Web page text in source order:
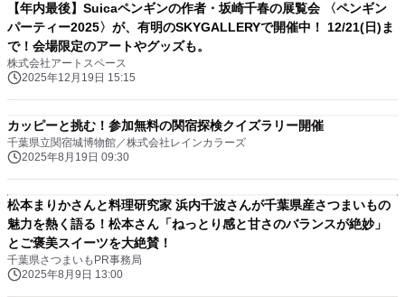
【年内最後】Suicaペンギンの作者・坂崎千春の展覧会 〈ペンギン
パーティー2025〉が、有明のSKYGALLERYで開催中！ 12/21(日)ま
で！会場限定のアートやグッズも。
株式会社アートスペース
2025年12月19日 15:15
カッピーと挑む！参加無料の関宿探検クイズラリー開催
千葉県立関宿城博物館／株式会社レインカラーズ
2025年8月19日 09:30
松本まりかさんと料理研究家 浜内千波さんが千葉県産さつまいもの
魅力を熱く語る！松本さん「ねっとり感と甘さのバランスが絶妙」
とご褒美スイーツを大絶賛！
千葉県さつまいもPR事務局
2025年8月9日 13:00